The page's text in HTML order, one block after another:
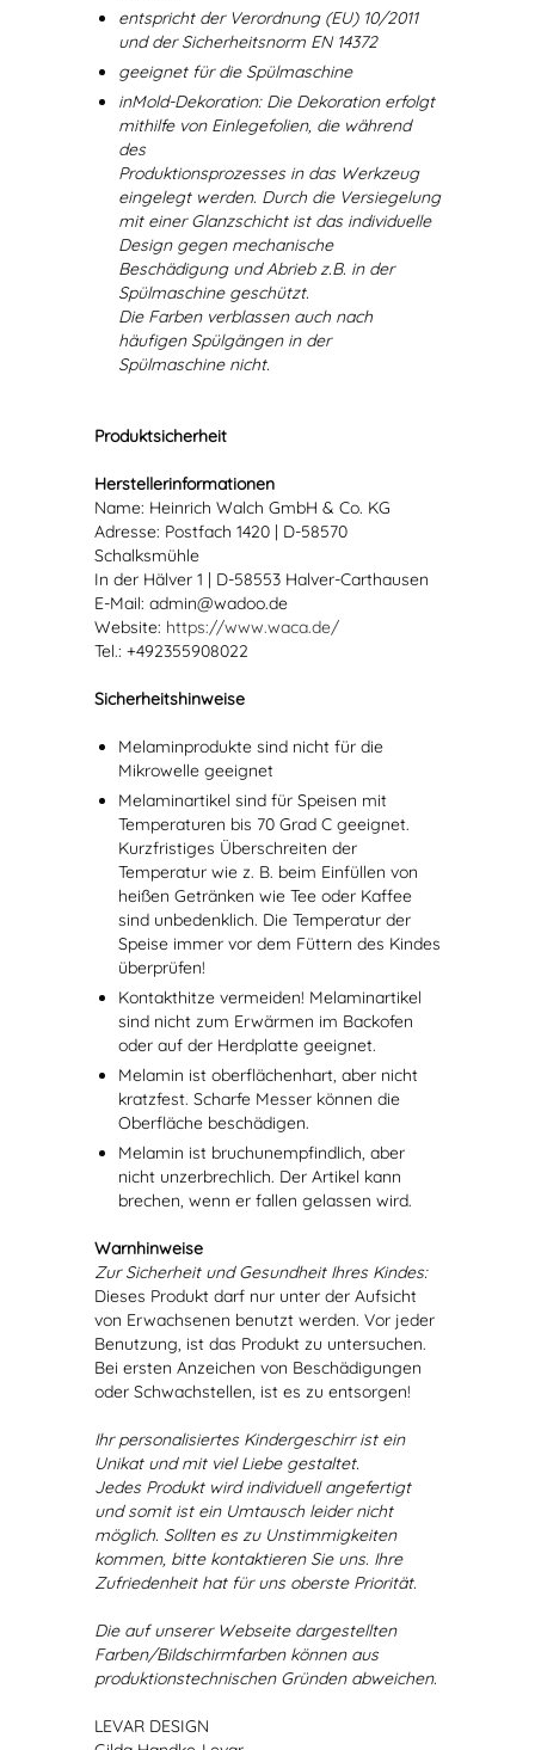
entspricht der Verordnung (EU) 10/2011
und der Sicherheitsnorm EN 14372
geeignet für die Spülmaschine
inMold-Dekoration: Die Dekoration erfolgt
mithilfe von Einlegefolien, die während
des
Produktionsprozesses in das Werkzeug
eingelegt werden. Durch die Versiegelung
mit einer Glanzschicht ist das individuelle
Design gegen mechanische
Beschädigung und Abrieb z.B. in der
Spülmaschine geschützt.
Die Farben verblassen auch nach
häufigen Spülgängen in der
Spülmaschine nicht.
Produktsicherheit
Herstellerinformationen
Name: Heinrich Walch GmbH & Co. KG
Adresse: Postfach 1420 | D-58570
Schalksmühle
In der Hälver 1 | D-58553 Halver-Carthausen
E-Mail: admin@wadoo.de
Website: https://www.waca.de/
Tel.: +492355908022
Sicherheitshinweise
Melaminprodukte sind nicht für die
Mikrowelle geeignet
Melaminartikel sind für Speisen mit
Temperaturen bis 70 Grad C geeignet.
Kurzfristiges Überschreiten der
Temperatur wie z. B. beim Einfüllen von
heißen Getränken wie Tee oder Kaffee
sind unbedenklich. Die Temperatur der
Speise immer vor dem Füttern des Kindes
überprüfen!
Kontakthitze vermeiden! Melaminartikel
sind nicht zum Erwärmen im Backofen
oder auf der Herdplatte geeignet.
Melamin ist oberflächenhart, aber nicht
kratzfest. Scharfe Messer können die
Oberfläche beschädigen.
Melamin ist bruchunempfindlich, aber
nicht unzerbrechlich. Der Artikel kann
brechen, wenn er fallen gelassen wird.
Warnhinweise
Zur Sicherheit und Gesundheit Ihres Kindes:
Dieses Produkt darf nur unter der Aufsicht
von Erwachsenen benutzt werden. Vor jeder
Benutzung, ist das Produkt zu untersuchen.
Bei ersten Anzeichen von Beschädigungen
oder Schwachstellen, ist es zu entsorgen!
Ihr personalisiertes Kindergeschirr ist ein
Unikat und mit viel Liebe gestaltet.
Jedes Produkt wird individuell angefertigt
und somit ist ein Umtausch leider nicht
möglich. Sollten es zu Unstimmigkeiten
kommen, bitte kontaktieren Sie uns. Ihre
Zufriedenheit hat für uns oberste Priorität.
Die auf unserer Webseite dargestellten
Farben/Bildschirmfarben können aus
produktionstechnischen Gründen abweichen.
LEVAR DESIGN